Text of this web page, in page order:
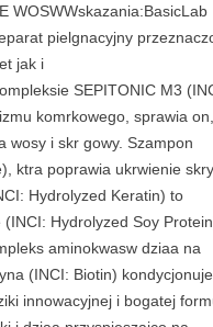
WOSWWskazania:BasicLab
pielgnacyjny
jak i
SEPITONIC M3
komrkowego, sprawia
wosy i skr gowy. Szampon
ktra poprawia ukrwienie skry
Hydrolyzed Keratin) to
Hydrolyzed Soy
aminokwasw dziaa na
(INCI: Biotin) kondycjonuje
innowacyjnej i bogatej